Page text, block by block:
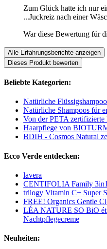
Zum Glück hatte ich nur
...Juckreiz nach einer
War diese Bewertung für
Alle Erfahrungsberichte anzeigen
Dieses Produkt bewerten
Beliebte Kategorien:
Natürliche
Natürliche Shampoos für
Von der PETA zertifizierte
Haarpflege von
BDIH - Cosmos Natural
Ecco Verde entdecken:
lavera
CENTIFOLIA Family
trilogy Vitamin C+ Super
FREE! Organics Gentle
LÉA NATURE SO BiO
Nachtpflegecreme
Neuheiten: